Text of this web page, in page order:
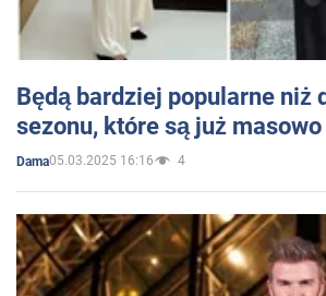
Będą bardziej popularne niż
sezonu, które są już
Dama05.03.2025 16:16 4